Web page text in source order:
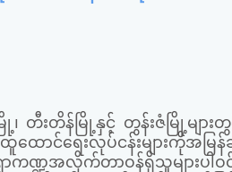
တီးတိန်မြို့နှင့် တွန်းဇံမြို့များတွင်
ထောင်ရေးလုပ်ငန်းများကိုအမြန်
ဏ္ဍအလိုက်တာဝန်ရှိသူများပါ